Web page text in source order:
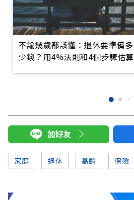
不論幾歲都該懂：退休要準備多
少錢？用4%法則和4個步驟估算
加好友
家庭 退休 高齡 保險